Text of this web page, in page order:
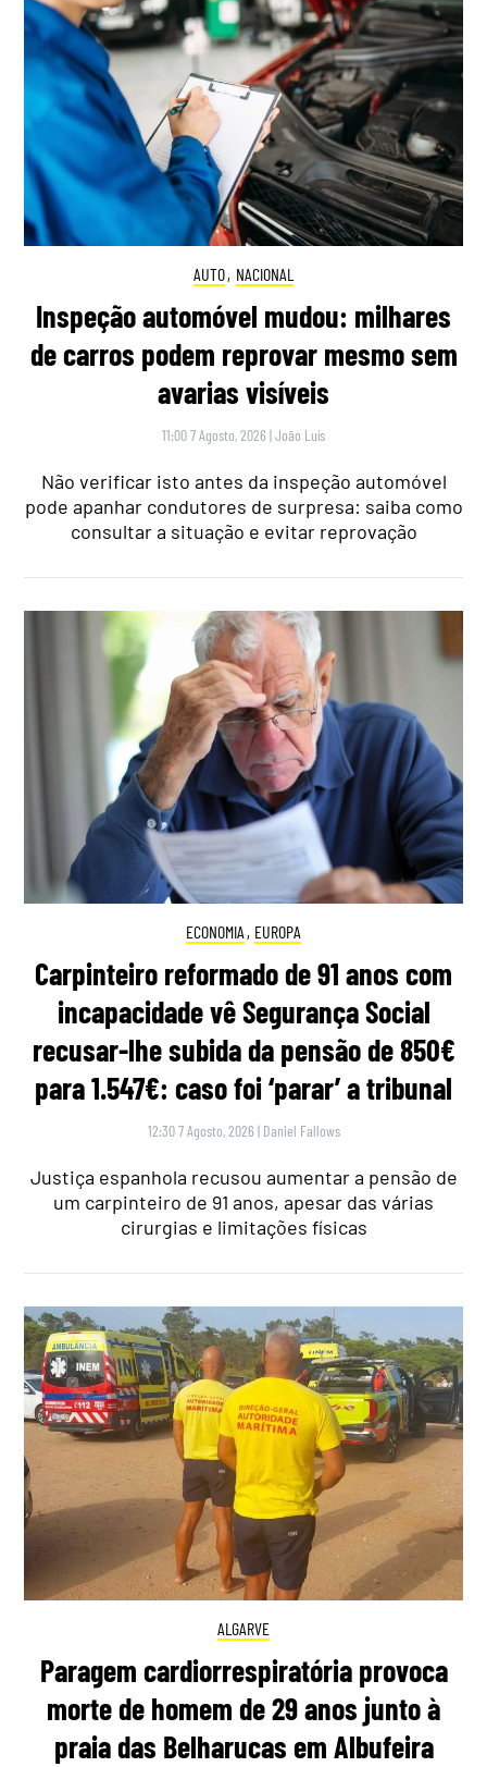
AUTO, NACIONAL
Inspeção automóvel mudou: milhares
de carros podem reprovar mesmo sem
avarias visíveis
11:00 7 Agosto, 2026 |João Luís
Não verificar isto antes da inspeção automóvel
pode apanhar condutores de surpresa: saiba como
consultar a situação e evitar reprovação
ECONOMIA , EUROPA
Carpinteiro reformado de 91 anos com
incapacidade vê Segurança Social
recusar-lhe subida da pensão de 850€
para 1.547€: caso foi ‘parar’ a tribunal
12:30 7 Agosto, 2026 | Daniel Fallows
Justiça espanhola recusou aumentar a pensão de
um carpinteiro de 91 anos, apesar das várias
cirurgias e limitações físicas
ALGARVE
Paragem cardiorrespiratória provoca
morte de homem de 29 anos junto à
praia das Belharucas em Albufeira